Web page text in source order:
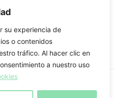
su experiencia de
o contenidos
tráfico. Al hacer clic en
a nuestro uso